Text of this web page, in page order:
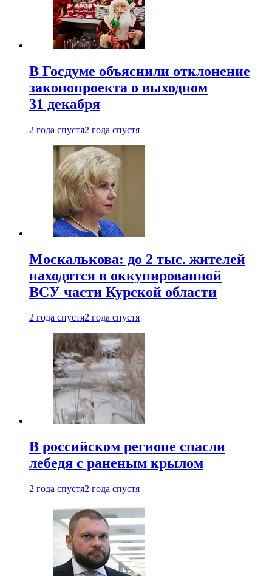
В Госдуме объяснили отклонение
законопроекта о выходном
31 декабря
2 года спустя2 года спустя
Москалькова: до 2 тыс. жителей
находятся в оккупированной
ВСУ части Курской области
2 года спустя2 года спустя
В российском регионе спасли
лебедя с раненым крылом
2 года спустя2 года спустя